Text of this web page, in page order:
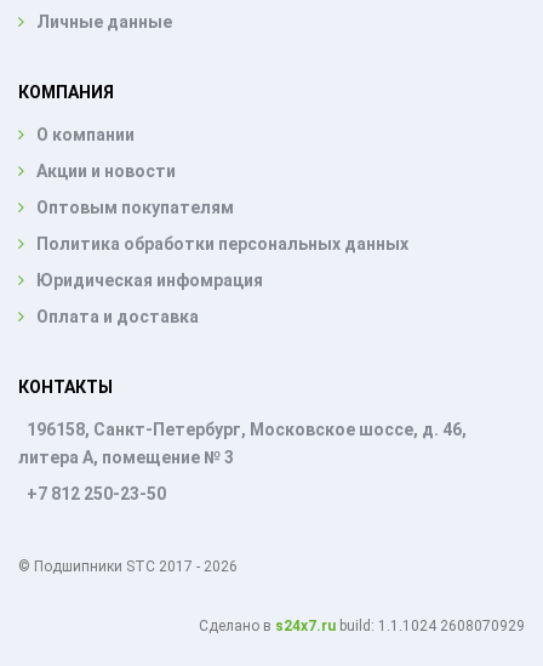
Личные данные
КОМПАНИЯ
О компании
Акции и новости
Оптовым покупателям
Политика обработки персональных данных
Юридическая инфомрация
Оплата и доставка
КОНТАКТЫ
196158, Санкт-Петербург, Московское шоссе, д. 46,
литера А, помещение № 3
+7 812 250-23-50
© Подшипники STC 2017 - 2026
Cделано в s24x7.ru build: 1.1.1024 2608070929